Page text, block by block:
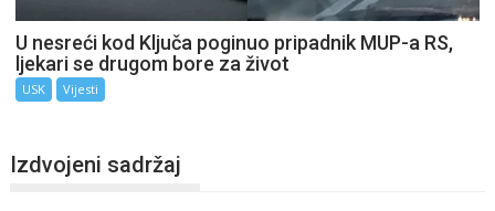
U nesreći kod Ključa poginuo pripadnik MUP-a RS,
ljekari se drugom bore za život
USK Vijesti
Izdvojeni sadržaj